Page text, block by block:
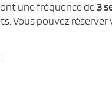
une fréquence de3
Vous pouvez